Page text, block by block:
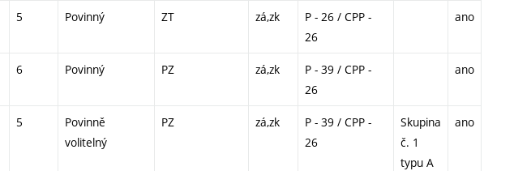
5 Povinný ZT zá,zk
P - 26 / CPP -
26
ano
6 Povinný PZ zá,zk
P - 39 / CPP -
26
ano
5
Povinně
volitelný
PZ zá,zk
P - 39 / CPP -
26
Skupina
č. 1
typu A
ano